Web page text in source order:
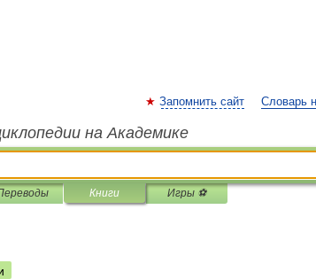
Запомнить сайт Словарь
на Академике
Книги Игры ⚽